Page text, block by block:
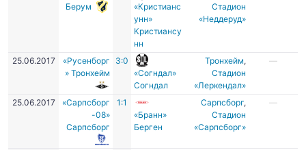
Берум
«Кристианс
унн»
Кристиансу
нн
Стадион
«Неддеруд»
25.06.2017
«Русенборг
» Тронхейм
3:0
«Согндал»
Согндал
Тронхейм,
Стадион
«Леркендал»
—
25.06.2017
«Сарпсборг
-08»
Сарпсборг
1:1
«Бранн»
Берген
Сарпсборг,
Стадион
«Сарпсборг»
—